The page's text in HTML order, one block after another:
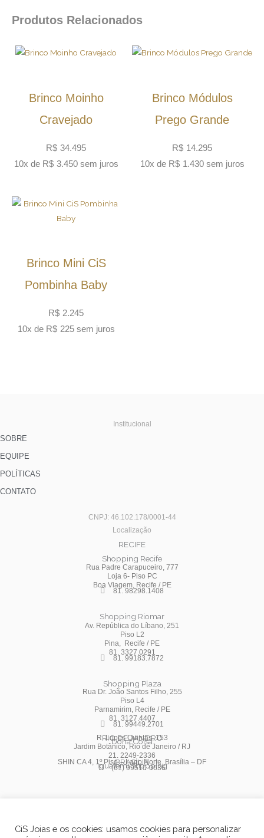
Produtos Relacionados
Brinco Moinho
Cravejado
R$ 34.495
10x de R$ 3.450 sem juros
Brinco Módulos
Prego Grande
R$ 14.295
10x de R$ 1.430 sem juros
Brinco Mini CiS
Pombinha Baby
R$ 2.245
10x de R$ 225 sem juros
Institucional
SOBRE
EQUIPE
POLÍTICAS
CONTATO
CNPJ: 46.102.178/0001-44
Localização
RECIFE
Shopping Recife
Rua Padre Carapuceiro, 777
Loja 6- Piso PC
Boa Viagem, Recife / PE
81. 98298.1408
Shopping Riomar
Av. República do Líbano, 251
Piso L2
Pina, Recife / PE
81. 3327.0291
81. 99183.7872
Shopping Plaza
Rua Dr. João Santos Filho, 255
Piso L4
Parnamirim, Recife / PE
81. 3127.4407
81. 99449.2701
RIO DE JANEIRO
Dona Coisa
R. Lopes Quintas, 153
Jardim Botânico, Rio de Janeiro / RJ
21. 2249-2336
BRASÍLIA
Iguatemi Shopping
SHIN CA 4, 1º Piso – Lago Norte, Brasília – DF
(61) 99510-0636
CiS Joias e os cookies: usamos cookies para personalizar